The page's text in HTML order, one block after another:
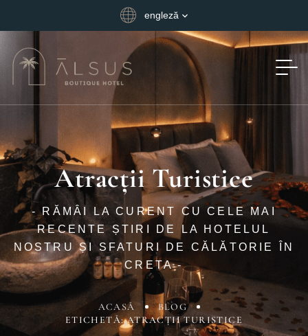
engleză
Atracții Turistice
- RĂMÂI LA CURENT CU CELE MAI
RECENTE ȘTIRI DE LA HOTELUL
NOSTRU ȘI SFATURI DE CĂLĂTORIE ÎN
CRETA -
ACASĂ
BLOG
ETICHETĂ: ATRACȚII TURISTICE